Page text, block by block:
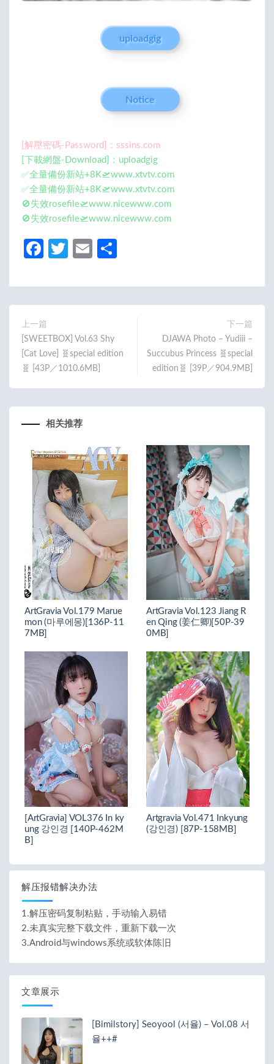
uploadgig
Notice
[解壓密碼-Password]：sssins.com
[下載網盤-Download]：uploadgig
✅全量備份新站+8K🛫www.xtvtv.com
✅全量備份新站+8K🛫www.xtvtv.com
🚫失效rosefile🛫www.nicewww.com
🚫失效rosefile🛫www.nicewww.com
Fa
b
o
o
k
T
itt
er
E
ail
上一篇
[SWEETBOX] Vol.63 Shy
[Cat Love] 🧬special edition
🧬 [43P／1010.6MB]
下一篇
DJAWA Photo – Yudiii –
Succubus Princess 🧬special
edition🧬 [39P／904.9MB]
相关推荐
ArtGravia Vol.179 Marue
mon (마루에몽)[136P-11
7MB]
ArtGravia Vol.123 Jiang R
en Qing (姜仁卿)[50P-39
0MB]
[ArtGravia] VOL376 In ky
ung 강인경 [140P-462M
B]
Artgravia Vol.471 Inkyung
(강인경) [87P-158MB]
解压报错解决办法
1.解压密码复制粘贴，手动输入易错
2.未真实完整下载文件，重新下载一次
3.Android与windows系统或软体陈旧
文章展示
[Bimilstory] Seoyool (서율) – Vol.08 서
율++#